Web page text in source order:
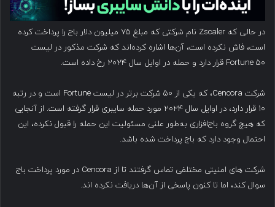
در حالی که Zscaler نام شرکتی که مبلغ ۷۵ میلیون دلار باج را پرداخت کرده
است، فاش نکرده است، آن‌ها اشاره کرده‌اند که شرکت مذکور در لیست
Fortune 50 قرار دارد و حمله در اوایل سال ۲۰۲۴ رخ داده است.
شرکت Cencora، که یکی از ۵۰ شرکت برتر در لیست Fortune است و در رتبه
۱۰ قرار دارد، در اوایل سال ۲۰۲۴ مورد حمله سایبری قرار گرفته است. از آنجایی
که هیچ گروه باج‌افزاری به‌طور علنی مسئولیت این حمله را قبول نکرده، این
احتمال وجود دارد که باج پرداخت شده باشد.
شرکت های امنیتی مختلفی تماس گرفتند تا از Cencora در مورد پرداخت باج
سوال کند، اما تا کنون پاسخی از آن‌ها دریافت نکرده اند.